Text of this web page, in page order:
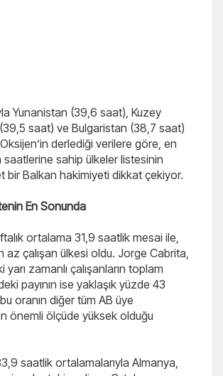
Yunanistan (39,6 saat), Kuzey
saat) ve Bulgaristan (38,7 saat)
derlediği verilere göre, en
saatlerine sahip ülkeler listesinin
bir Balkan hakimiyeti dikkat çekiyor.
En Sonunda
ortalama 31,9 saatlik mesai ile,
az çalışan ülkesi oldu. Jorge Cabrita,
zamanlı çalışanların toplam
payının ise yaklaşık yüzde 43
oranın diğer tüm AB üye
önemli ölçüde yüksek olduğu
saatlik ortalamalarıyla Almanya,